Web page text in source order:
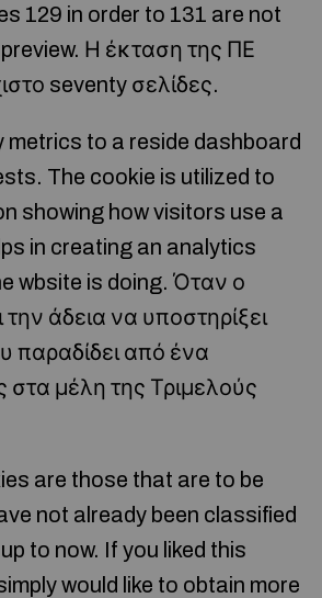
129 in order to 131 are not
Η έκταση της ΠΕ
seventy σελίδες.
metrics to a reside dashboard
The cookie is utilized to
showing how visitors use a
in creating an analytics
wbsite is doing. Όταν ο
την άδεια να υποστηρίξει
παραδίδει από ένα
στα μέλη της Τριμελούς
are those that are to be
not already been classified
to now. If you liked this
would like to obtain more